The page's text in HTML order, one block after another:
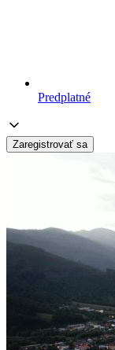
Predplatné
Zaregistrovať sa